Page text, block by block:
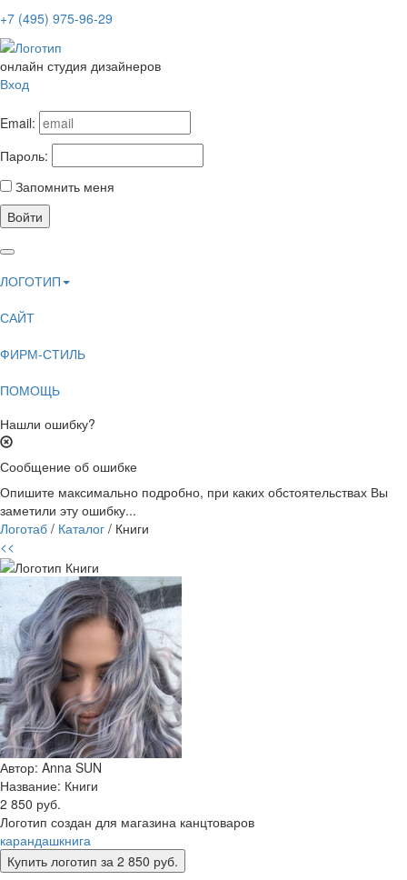
+7 (495) 975-96-29
онлайн студия дизайнеров
Вход
Email:
Пароль:
Запомнить меня
Войти
ЛОГОТИП
САЙТ
ФИРМ-СТИЛЬ
ПОМОЩЬ
Нашли ошибку?
Сообщение об ошибке
Опишите максимально подробно, при каких обстоятельствах Вы
заметили эту ошибку...
Логотаб / Каталог / Книги
<<
Автор: Anna SUN
Название: Книги
2 850 руб.
Логотип создан для магазина канцтоваров
карандашкнига